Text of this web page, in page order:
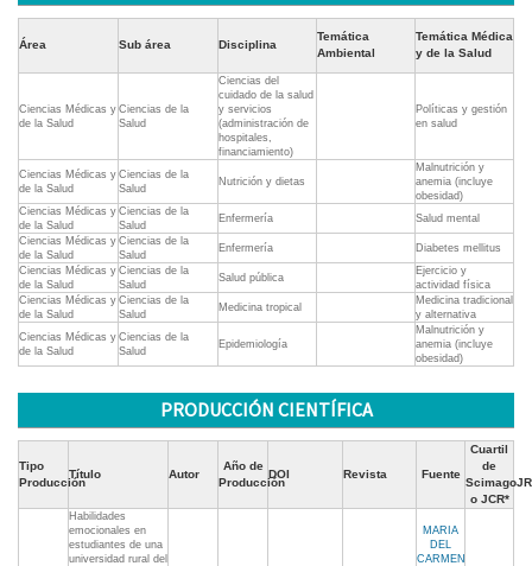
Área Sub área Disciplina
Temática
Ambiental
Temática Médica
y de la Salud
Ciencias Médicas y
de la Salud
Ciencias de la
Salud
Ciencias del
cuidado de la salud
y servicios
(administración de
hospitales,
financiamiento)
Políticas y gestión
en salud
Ciencias Médicas y
de la Salud
Ciencias de la
Salud
Nutrición y dietas
Malnutrición y
anemia (incluye
obesidad)
Ciencias Médicas y
de la Salud
Ciencias de la
Salud
Enfermería
Salud mental
Ciencias Médicas y
de la Salud
Ciencias de la
Salud
Enfermería
Diabetes mellitus
Ciencias Médicas y
de la Salud
Ciencias de la
Salud
Salud pública
Ejercicio y
actividad física
Ciencias Médicas y
de la Salud
Ciencias de la
Salud
Medicina tropical
Medicina tradicional
y alternativa
Ciencias Médicas y
de la Salud
Ciencias de la
Salud
Epidemiología
Malnutrición y
anemia (incluye
obesidad)
PRODUCCIÓN CIENTÍFICA
Tipo
Producción
Título Autor
Año de
Producción
DOI Revista Fuente
Cuartil
de
ScimagoJR
o JCR*
Habilidades
emocionales en
estudiantes de una
universidad rural del
MARIA
DEL
CARMEN